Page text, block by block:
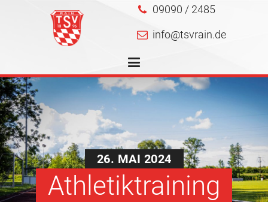
09090 / 2485
info@tsvrain.de
26. MAI 2024
Athletiktraining